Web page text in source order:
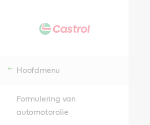
Hoofdmenu
Formulering van
automotorolie